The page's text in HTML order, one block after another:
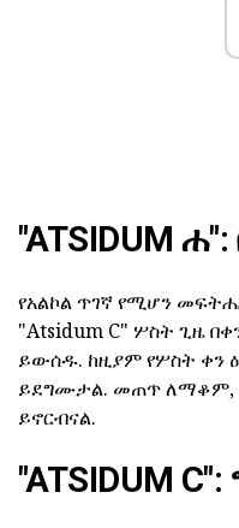
"ATSIDUM
የአልኮል ጥገኛ የሚሆን
"Atsidum C" ሦስት ጊዜ
ይውሰዱ. ከዚያም የሦስት ቀን
ይደግሙታል. መጠጥ ለማቆም,
ይኖርብናል.
"ATSIDUM